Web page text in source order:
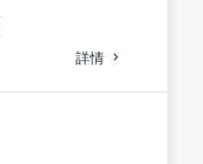
詳情